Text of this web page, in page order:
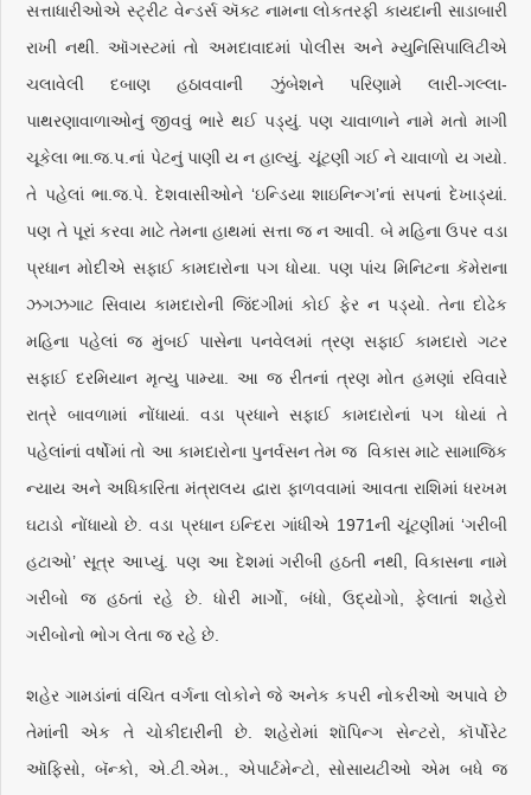
સત્તાધારીઓએ સ્ટ્રીટ વેન્ડર્સ ઍક્ટ નામના લોકતરફી કાયદાની સાડાબારી
રાખી નથી. ઑગસ્ટમાં તો અમદાવાદમાં પોલીસ અને મ્યુનિસિપાલિટીએ
ચલાવેલી દબાણ હઠાવવાની ઝુંબેશને પરિણામે લારી-ગલ્લા-
પાથરણાવાળાઓનું જીવવું ભારે થઈ પડ્યું. પણ ચાવાળાને નામે મતો માગી
ચૂકેલા ભા.જ.પ.નાં પેટનું પાણી ય ન હાલ્યું. ચૂંટણી ગઈ ને ચાવાળો ય ગયો.
તે પહેલાં ભા.જ.પે. દેશવાસીઓને ‘ઇન્ડિયા શાઇનિન્ગ’નાં સપનાં દેખાડ્યાં.
પણ તે પૂરાં કરવા માટે તેમના હાથમાં સત્તા જ ન આવી. બે મહિના ઉપર વડા
પ્રધાન મોદીએ સફાઈ કામદારોના પગ ધોયા. પણ પાંચ મિનિટના કૅમેરાના
ઝગઝગાટ સિવાય કામદારોની જિંદગીમાં કોઈ ફેર ન પડ્યો. તેના દોઢેક
મહિના પહેલાં જ મુંબઈ પાસેના પનવેલમાં ત્રણ સફાઈ કામદારો ગટર
સફાઈ દરમિયાન મૃત્યુ પામ્યા. આ જ રીતનાં ત્રણ મોત હમણાં રવિવારે
રાત્રે બાવળામાં નોંધાયાં. વડા પ્રધાને સફાઈ કામદારોનાં પગ ધોયાં તે
પહેલાંનાં વર્ષોમાં તો આ કામદારોના પુનર્વસન તેમ જ વિકાસ માટે સામાજિક
ન્યાય અને અધિકારિતા મંત્રાલય દ્વારા ફાળવવામાં આવતા રાશિમાં ધરખમ
ઘટાડો નોંધાયો છે. વડા પ્રધાન ઇન્દિરા ગાંધીએ 1971ની ચૂંટણીમાં ‘ગરીબી
હટાઓ’ સૂત્ર આપ્યું. પણ આ દેશમાં ગરીબી હઠતી નથી, વિકાસના નામે
ગરીબો જ હઠતાં રહે છે. ધોરી માર્ગો, બંધો, ઉદ્યોગો, ફેલાતાં શહેરો
ગરીબોનો ભોગ લેતા જ રહે છે.
શહેર ગામડાંનાં વંચિત વર્ગના લોકોને જે અનેક કપરી નોકરીઓ અપાવે છે
તેમાંની એક તે ચોકીદારીની છે. શહેરોમાં શૉપિન્ગ સેન્ટરો, કૉર્પોરેટ
ઑફિસો, બૅન્કો, એ.ટી.એમ., એપાર્ટમેન્ટો, સોસાયટીઓ એમ બધે જ